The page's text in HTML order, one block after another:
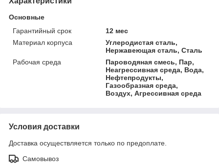
Основные
Гарантийный срок
12 мес
Материал корпуса
Углеродистая сталь,
Нержавеющая сталь, Сталь
Рабочая среда
Пароводяная смесь, Пар,
Неагрессивная среда, Вода,
Нефтепродукты,
Газообразная среда,
Воздух, Агрессивная среда
Условия доставки
Доставка осуществляется только по предоплате.
Самовывоз